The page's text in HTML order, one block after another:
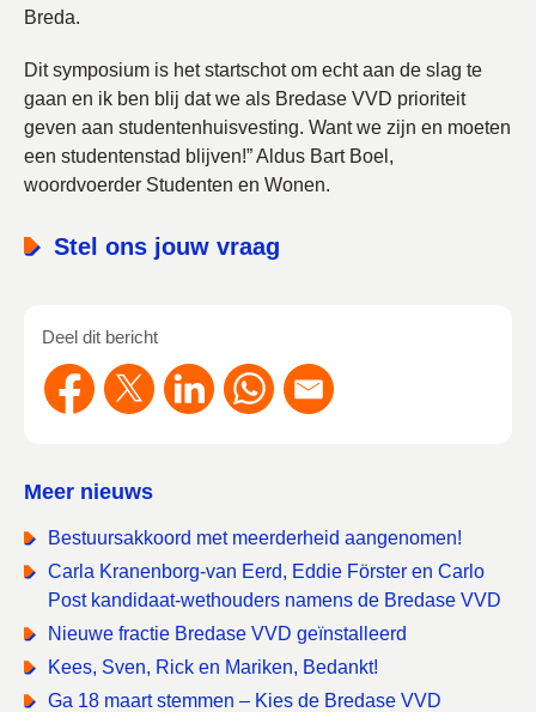
Breda.
Dit symposium is het startschot om echt aan de slag te
gaan en ik ben blij dat we als Bredase VVD prioriteit
geven aan studentenhuisvesting. Want we zijn en moeten
een studentenstad blijven!” Aldus Bart Boel,
woordvoerder Studenten en Wonen.
Stel ons jouw vraag
Deel dit bericht
Meer nieuws
Bestuursakkoord met meerderheid aangenomen!
Carla Kranenborg-van Eerd, Eddie Förster en Carlo
Post kandidaat-wethouders namens de Bredase VVD
Nieuwe fractie Bredase VVD geïnstalleerd
Kees, Sven, Rick en Mariken, Bedankt!
Ga 18 maart stemmen – Kies de Bredase VVD